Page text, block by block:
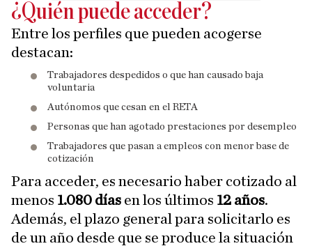
¿Quién puede acceder?
Entre los perfiles que pueden acogerse
destacan:
Trabajadores despedidos o que han causado baja
voluntaria
Autónomos que cesan en el RETA
Personas que han agotado prestaciones por desempleo
Trabajadores que pasan a empleos con menor base de
cotización
Para acceder, es necesario haber cotizado al
menos 1.080 días en los últimos 12 años.
Además, el plazo general para solicitarlo es
de un año desde que se produce la situación